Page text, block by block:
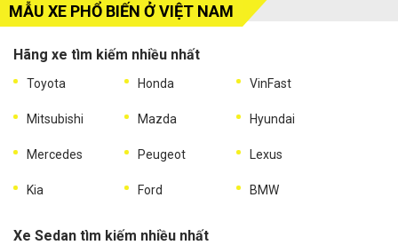
MẪU XE PHỔ BIẾN Ở VIỆT NAM
Hãng xe tìm kiếm nhiều nhất
Toyota Honda VinFast
Mitsubishi Mazda Hyundai
Mercedes Peugeot Lexus
Kia Ford BMW
Xe Sedan tìm kiếm nhiều nhất